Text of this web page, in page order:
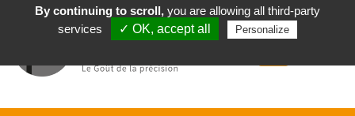
Türkçe
By continuing to scroll,you are allowing all third-party
services
✓ OK, accept all Personalize